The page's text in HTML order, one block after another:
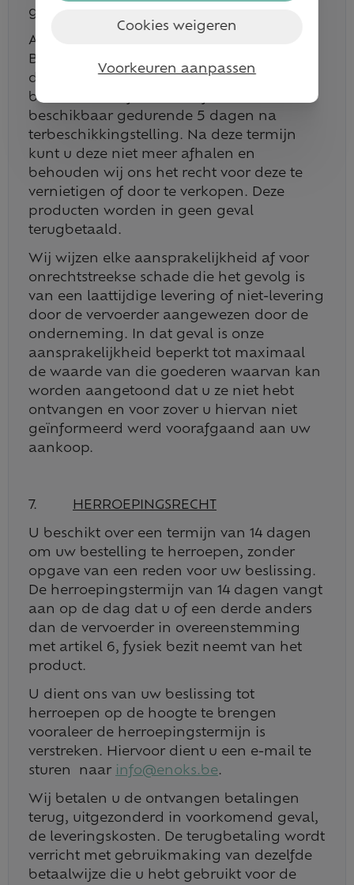
geval terugbetaald.
Als u gekozen hebt voor Bpack@bpost of
Bpack 24/7 , wordt u per e-mail of SMS op
de hoogte gebracht zodra uw producten
beschikbaar zijn. Deze blijven voor u
beschikbaar gedurende 5 dagen na
terbeschikkingstelling. Na deze termijn
kunt u deze niet meer afhalen en
behouden wij ons het recht voor deze te
vernietigen of door te verkopen. Deze
producten worden in geen geval
terugbetaald.
Wij wijzen elke aansprakelijkheid af voor
onrechtstreekse schade die het gevolg is
van een laattijdige levering of niet-levering
door de vervoerder aangewezen door de
onderneming. In dat geval is onze
aansprakelijkheid beperkt tot maximaal
de waarde van die goederen waarvan kan
worden aangetoond dat u ze niet hebt
ontvangen en voor zover u hiervan niet
geïnformeerd werd voorafgaand aan uw
aankoop.
7. HERROEPINGSRECHT
U beschikt over een termijn van 14 dagen
om uw bestelling te herroepen, zonder
opgave van een reden voor uw beslissing.
De herroepingstermijn van 14 dagen vangt
aan op de dag dat u of een derde anders
dan de vervoerder in overeenstemming
met artikel 6, fysiek bezit neemt van het
product.
U dient ons van uw beslissing tot
herroepen op de hoogte te brengen
vooraleer de herroepingstermijn is
verstreken. Hiervoor dient u een e-mail te
sturen naar info@enoks.be.
Wij betalen u de ontvangen betalingen
terug, uitgezonderd in voorkomend geval,
de leveringskosten. De terugbetaling wordt
verricht met gebruikmaking van dezelfde
betaalwijze die u hebt gebruikt voor de
Cookies weigeren
Voorkeuren aanpassen